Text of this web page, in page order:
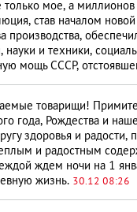
только мое, а
став началом
производства,
науки и техники,
мощь СССР,
товарищи!
года, Рождества и
здо­ровья и
и радостным
ждем ночи на 1
жизнь. 30.12 08:26